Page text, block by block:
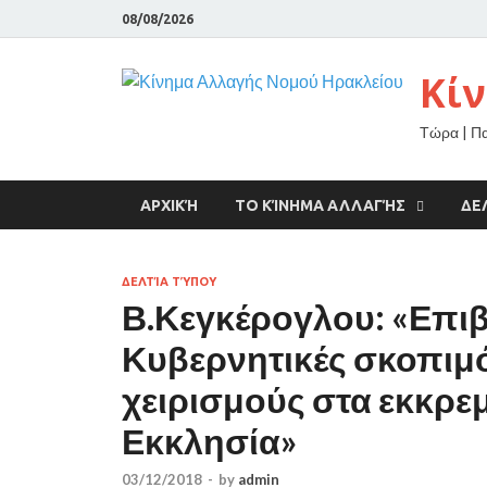
08/08/2026
Τώρα |
ΑΡΧΙΚΉ ΤΟ ΚΊΝΗΜΑ ΑΛΛΑΓΉΣ
ΔΕΛΤΊΑ ΤΎΠΟΥ
Β.Κεγκέρογλου:
Κυβερνητικές
χειρισμούς στα
Εκκλησία»
03/12/2018 - by admin